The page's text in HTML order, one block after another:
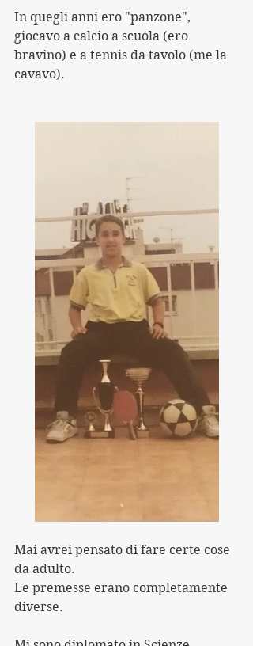
In quegli anni ero "panzone",
giocavo a calcio a scuola (ero
bravino) e a tennis da tavolo (me la
cavavo).
Mai avrei pensato di fare certe cose
da adulto.
Le premesse erano completamente
diverse.